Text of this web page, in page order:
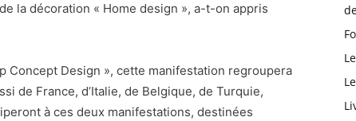
la décoration « Home design », a-t-on appris
Concept Design », cette manifestation regroupera
de France, d’Italie, de Belgique, de Turquie,
à ces deux manifestations, destinées